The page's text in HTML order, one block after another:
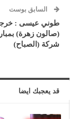
السابق بوست
طوني عيسى :
(صالون زهرة)
شركة (الصباح)
قد يعجبك ايضا